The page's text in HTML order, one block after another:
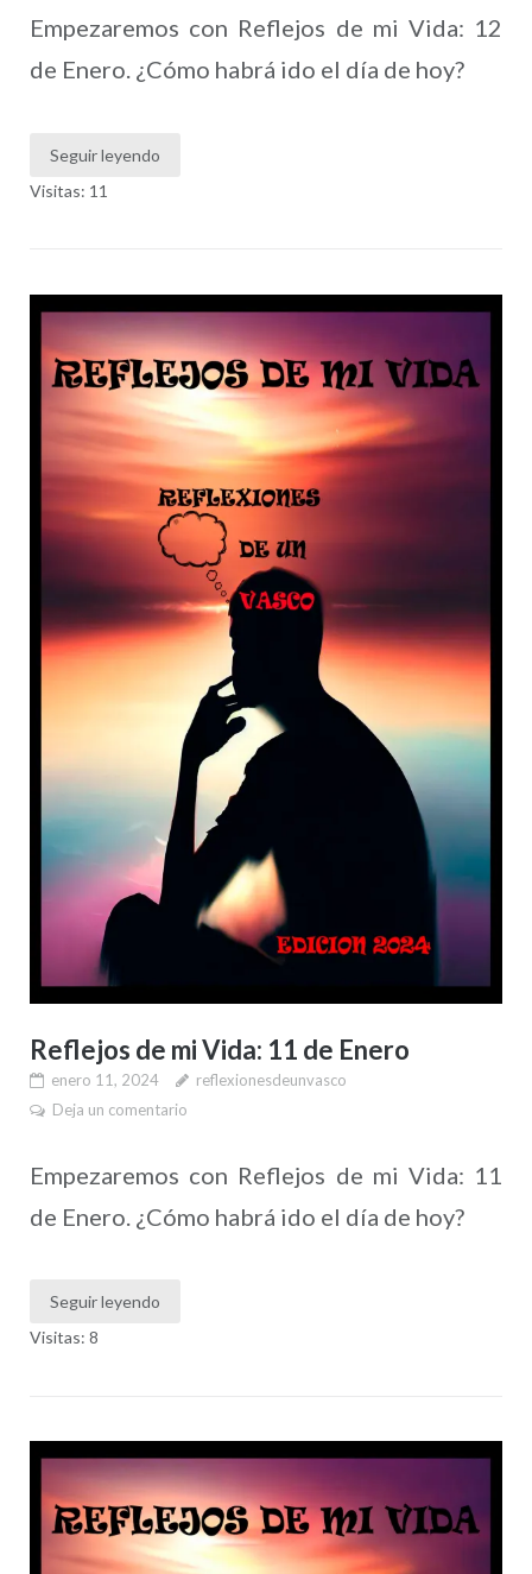
Empezaremos con Reflejos de mi Vida: 12
de Enero. ¿Cómo habrá ido el día de hoy?
Seguir leyendo
Visitas: 11
Reflejos de mi Vida: 11 de Enero
enero 11, 2024
reflexionesdeunvasco
Deja un comentario
Empezaremos con Reflejos de mi Vida: 11
de Enero. ¿Cómo habrá ido el día de hoy?
Seguir leyendo
Visitas: 8